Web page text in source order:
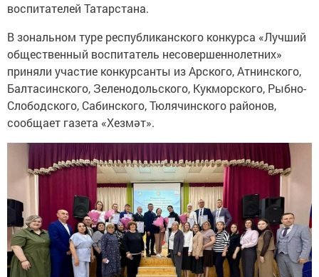
воспитателей Татарстана.
В зональном туре республиканского конкурса «Лучший
общественный воспитатель несовершеннолетних»
приняли участие конкурсанты из Арского, Атнинского,
Балтасинского, Зеленодольского, Кукморского, Рыбно-
Слободского, Сабинского, Тюлячинского районов,
сообщает газета «Хезмәт».